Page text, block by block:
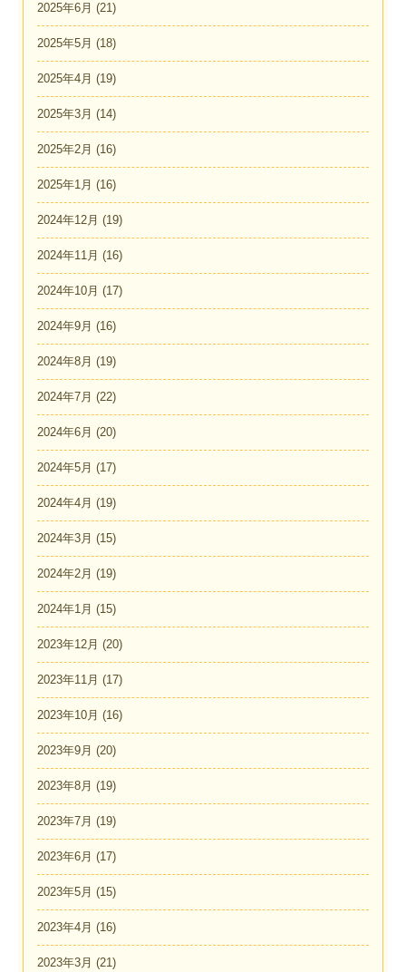
2025年6月 (21)
2025年5月 (18)
2025年4月 (19)
2025年3月 (14)
2025年2月 (16)
2025年1月 (16)
2024年12月 (19)
2024年11月 (16)
2024年10月 (17)
2024年9月 (16)
2024年8月 (19)
2024年7月 (22)
2024年6月 (20)
2024年5月 (17)
2024年4月 (19)
2024年3月 (15)
2024年2月 (19)
2024年1月 (15)
2023年12月 (20)
2023年11月 (17)
2023年10月 (16)
2023年9月 (20)
2023年8月 (19)
2023年7月 (19)
2023年6月 (17)
2023年5月 (15)
2023年4月 (16)
2023年3月 (21)